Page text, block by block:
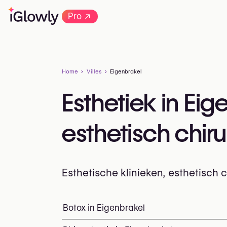
Pro→
Home Villes Eigenbrakel
Esthetiek in
esthetisch
Esthetische klinieken, esthetisch
Alles over esthetiek in Eigenbrakel:
Top ingrepen en
Botox in Eigenbrakel